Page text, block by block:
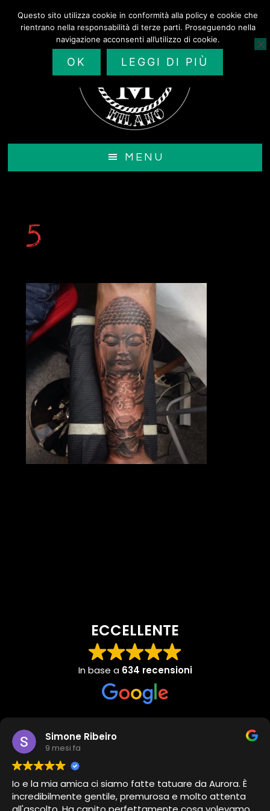
MENU
5
ECCELLENTE
In base a 634 recensioni
Simone Ribeiro
9 mesi fa
Io e la mia amica ci siamo fatte tatuare da Aurora. È
incredibilmente gentile, premurosa e molto attenta
Questo sito utilizza cookie in conformità alla policy e cookie che
rientrano nella responsabilità di terze parti. Proseguendo nella
navigazione acconsenti all’utilizzo di cookie.
OK LEGGI DI PIÙ